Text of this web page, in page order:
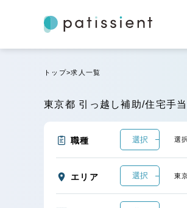
トップ 求人一覧
東京都 引っ越し補助/住宅手
職種 選択 選
エリア 選択 東